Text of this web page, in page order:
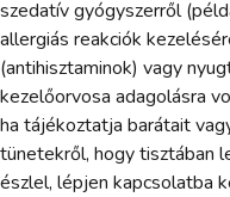
szedatív gyógyszerről
allergiás reakciók
(antihisztaminok) vagy
kezelőorvosa adagolásra
ha tájékoztatja barátait
tünetekről, hogy tisztában
észlel, lépjen kapcsolatba